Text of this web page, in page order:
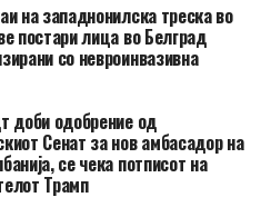
на западнонилска треска во
постари лица во Белград
со невроинвазивна
доби одобрение од
Сенат за нов амбасадор на
се чека потписот на
Трамп